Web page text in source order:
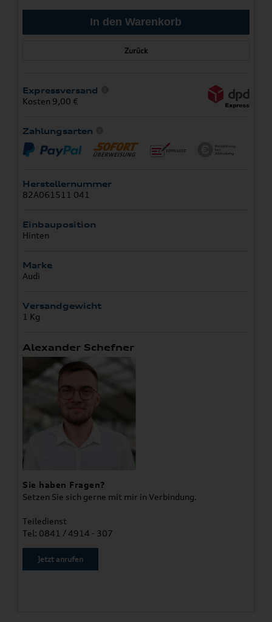
Zurück
Expressversand
Kosten 9,00 €
Zahlungsarten
Herstellernummer
82A061511 041
Einbauposition
Hinten
Marke
Audi
Versandgewicht
1 Kg
Alexander Schefner
Sie haben Fragen?
Setzen Sie sich gerne mit mir in Verbindung.
Teiledienst
Tel: 0841 / 4914 - 307
Jetzt anrufen